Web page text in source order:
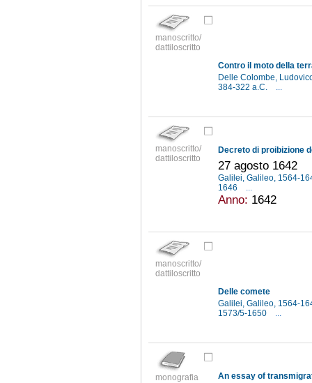
manoscritto/
dattiloscritto
Contro il moto della
Delle Colombe,
384-322 a.C.
manoscritto/
dattiloscritto
27 agosto 1642
Galilei, Galileo, 1564-
1646
Anno: 1642
manoscritto/
dattiloscritto
Delle comete
Galilei, Galileo, 1564-
1573/5-1650
monografia